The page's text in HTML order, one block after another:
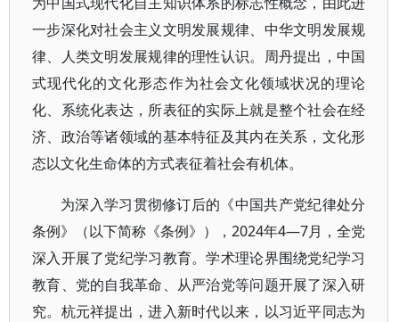
一步深化对社会主义文明发展规律、中华文明发展规
律、人类文明发展规律的理性认识。周丹提出，中国
式现代化的文化形态作为社会文化领域状况的理论
化、系统化表达，所表征的实际上就是整个社会在经
济、政治等诸领域的基本特征及其内在关系，文化形
态以文化生命体的方式表征着社会有机体。
为深入学习贯彻修订后的《中国共产党纪律处分
条例》（以下简称《条例》），2024年4—7月，全党
深入开展了党纪学习教育。学术理论界围绕党纪学习
教育、党的自我革命、从严治党等问题开展了深入研
究。杭元祥提出，进入新时代以来，以习近平同志为